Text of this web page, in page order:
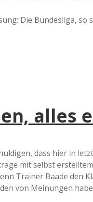
Die Bundesliga,
alles
dass hier in
mit selbst
Trainer Baade den
von Meinungen